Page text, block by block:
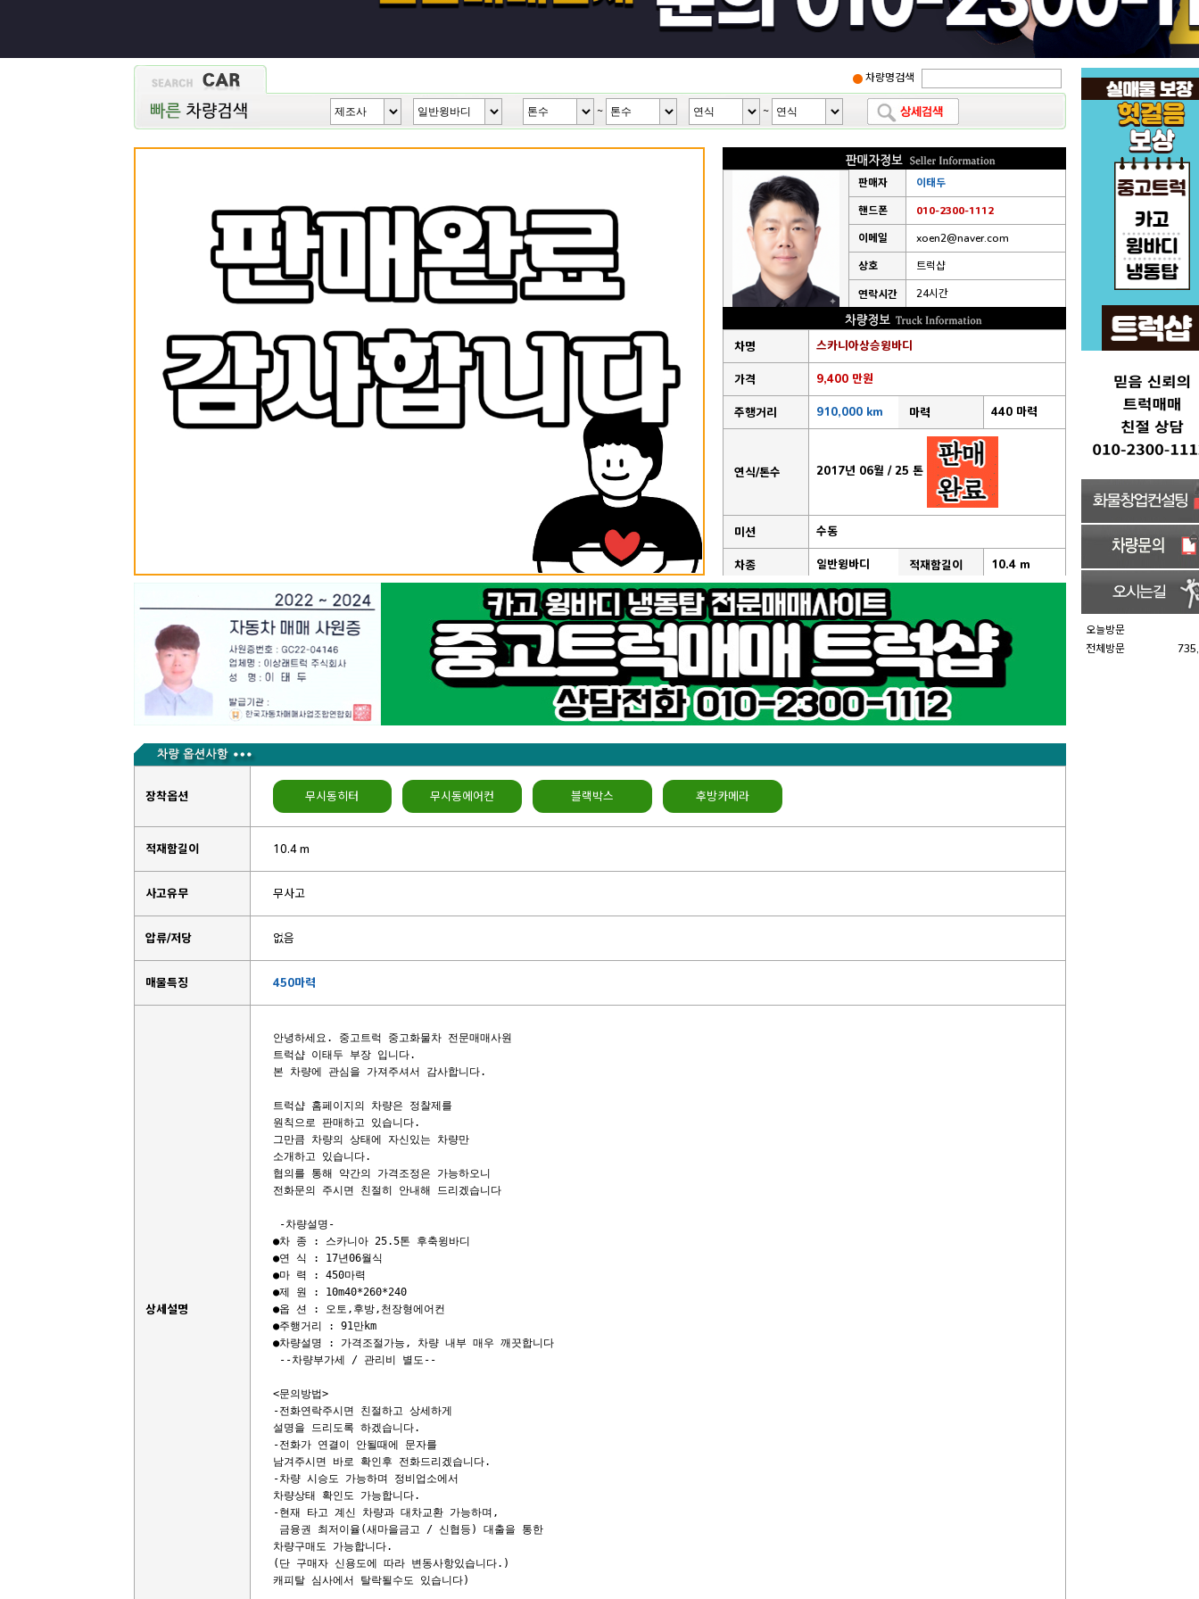
차량명검색
~ ~
오늘방문
전체방문
판매자 이태두
핸드폰 010-2300-1112
이메일 xoen2@naver.com
상호 트럭샵
연락시간 24시간
차명 스카니아상승윙바디
가격 9,400 만원
주행거리 910,000 km 마력 440 마력
연식/톤수 2017년 06월 / 25 톤
미션 수동
차종 일반윙바디 적재함길이 10.4 m
성능점검기
록부
장착옵션 무시동히터 무시동에어컨 블랙박스 후방카메라
적재함길이 10.4 m
사고유무 무사고
압류/저당 없음
매물특징 450마력
상세설명
안녕하세요. 중고트럭 중고화물차 전문매매사원
트럭샵 이태두 부장 입니다.
본 차량에 관심을 가져주셔서 감사합니다.
트럭샵 홈페이지의 차량은 정찰제를
원칙으로 판매하고 있습니다.
그만큼 차량의 상태에 자신있는 차량만
소개하고 있습니다.
협의를 통해 약간의 가격조정은 가능하오니
전화문의 주시면 친절히 안내해 드리겠습니다
-차량설명-
●차 종 : 스카니아 25.5톤 후축윙바디
●연 식 : 17년06월식
●마 력 : 450마력
●제 원 : 10m40*260*240
●옵 션 : 오토,후방,천장형에어컨
●주행거리 : 91만km
●차량설명 : 가격조절가능, 차량 내부 매우 깨끗합니다
--차량부가세 / 관리비 별도--
<문의방법>
-전화연락주시면 친절하고 상세하게
설명을 드리도록 하겠습니다.
-전화가 연결이 안될때에 문자를
남겨주시면 바로 확인후 전화드리겠습니다.
-차량 시승도 가능하며 정비업소에서
차량상태 확인도 가능합니다.
-현재 타고 계신 차량과 대차교환 가능하며,
금융권 최저이율(새마을금고 / 신협등) 대출을 통한
차량구매도 가능합니다.
(단 구매자 신용도에 따라 변동사항있습니다.)
캐피탈 심사에서 탈락될수도 있습니다)